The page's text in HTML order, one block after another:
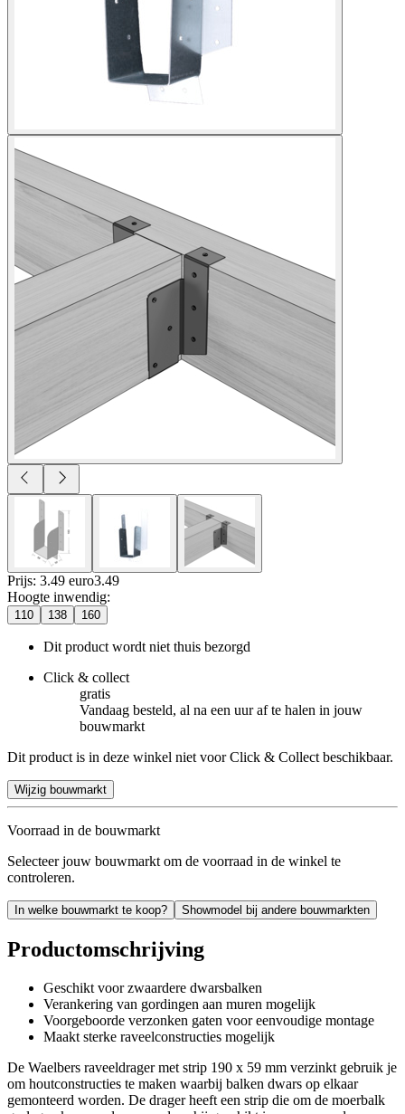
Prijs: 3.49 euro3.49
Hoogte inwendig:
110 138 160
Dit product wordt niet thuis bezorgd
Click & collect
gratis
Vandaag besteld, al na een uur af te halen in jouw
bouwmarkt
Dit product is in deze winkel niet voor Click & Collect beschikbaar.
Wijzig bouwmarkt
Voorraad in de bouwmarkt
Selecteer jouw bouwmarkt om de voorraad in de winkel te
controleren.
In welke bouwmarkt te koop? Showmodel bij andere bouwmarkten
Productomschrijving
Geschikt voor zwaardere dwarsbalken
Verankering van gordingen aan muren mogelijk
Voorgeboorde verzonken gaten voor eenvoudige montage
Maakt sterke raveelconstructies mogelijk
De Waelbers raveeldrager met strip 190 x 59 mm verzinkt gebruik je
om houtconstructies te maken waarbij balken dwars op elkaar
gemonteerd worden. De drager heeft een strip die om de moerbalk